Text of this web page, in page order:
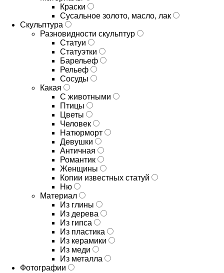
Краски
Сусальное золото, масло, лак
Скульптура
Разновидности скульптур
Статуи
Статуэтки
Барельеф
Рельеф
Сосуды
Какая
С животными
Птицы
Цветы
Человек
Натюрморт
Девушки
Античная
Романтик
Женщины
Копии известных статуй
Ню
Материал
Из глины
Из дерева
Из гипса
Из пластика
Из керамики
Из меди
Из металла
Фотографии